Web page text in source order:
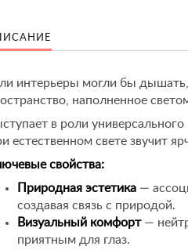
интерьеры могли бы
наполненное
в роли
естественном свете звучит
свойства:
Природная эстетика —
создавая связь с природой.
Визуальный комфорт—
приятным для глаз.